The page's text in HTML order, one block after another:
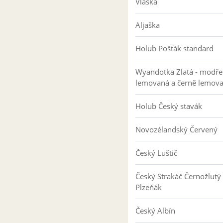
Aljaška
Holub Pošťák standard
Wyandotka Zlatá - modře
lemovaná a černě
Holub Český stavák
Novozélandský Červený
Český Luštič
Český Strakáč Černožlutý
Plzeňák
Český Albín